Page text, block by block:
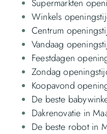
Supermarkten
Winkels
Centrum
Vandaag
Feestdagen
Zondag
Koopavond
De beste
Dakrenovatie in
De beste robot in